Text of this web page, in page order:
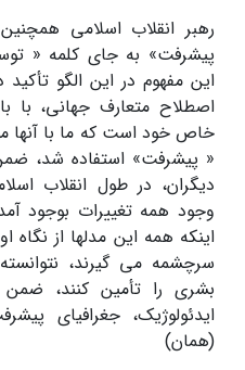
رهبر انقلاب اسلامی
پیشرفت» به جای کلمه «
این مفهوم در این الگو
اصطلاح متعارف جهانی، با
خاص خود است که ما با آنها
« پیشرفت» استفاده شد،
دیگران، در طول انقلاب
وجود همه تغییرات بوجود
اینکه همه این مدلها از نگاه
سرچشمه می گیرند،
بشری را تأمین کنند،
ایدئولوژیک، جغرافیای
(همان)